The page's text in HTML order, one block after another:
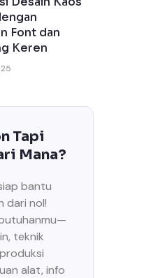
Font dan
Keren
Tapi
Mana?
bantu
dari nol!
teknik
alat, info